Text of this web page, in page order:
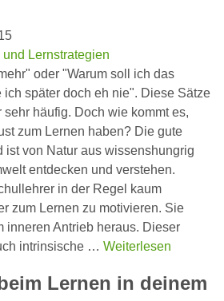
und Lernstrategien
oder "Warum soll ich das
ich später doch eh nie". Diese Sätze
häufig. Doch wie kommt es,
zum Lernen haben? Die gute
ist von Natur aus wissenshungrig
entdecken und verstehen.
in der Regel kaum
zum Lernen zu motivieren. Sie
inneren Antrieb heraus. Dieser
intrinsische … Weiterlesen
Lernen in deinem